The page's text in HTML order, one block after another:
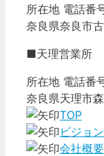
所在地 電話番
奈良県奈良市
■天理営業所
所在地 電話番
奈良県天理市
TOP
ビジョン
会社概要